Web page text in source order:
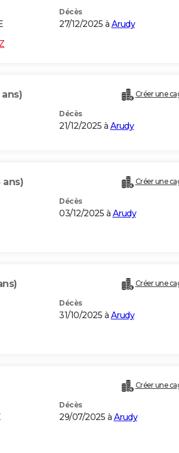
Décès
27/12/2025 à Arudy
ans) Créer une
Décès
21/12/2025 à Arudy
ans) Créer une
Décès
03/12/2025 à Arudy
Créer une
Décès
31/10/2025 à Arudy
Créer une
Décès
29/07/2025 à Arudy